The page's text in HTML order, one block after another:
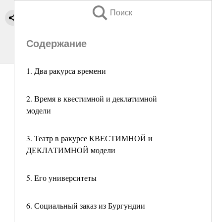
Поиск
Содержание
1. Два ракурса времени
2. Время в квестимной и деклатимной
модели
3. Театр в ракурсе КВЕСТИМНОЙ и
ДЕКЛАТИМНОЙ модели
5. Его университеты
6. Социальный заказ из Бургундии